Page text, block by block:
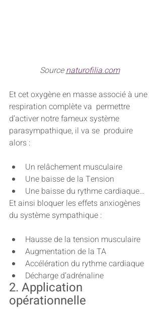
Source naturofilia.com
Et cet oxygène en masse associé à une
respiration complète va  permettre
d’activer notre fameux système
parasympathique, il va se  produire
alors :
Un relâchement musculaire
Une baisse de la Tension
Une baisse du rythme cardiaque…
Et ainsi bloquer les effets anxiogènes
du système sympathique :
Hausse de la tension musculaire
Augmentation de la TA
Accélération du rythme cardiaque
Décharge d’adrénaline
2. Application
opérationnelle